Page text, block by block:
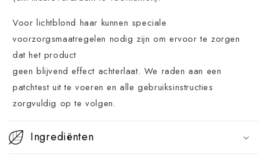
Voor lichtblond haar kunnen speciale
voorzorgsmaatregelen nodig zijn om ervoor te zorgen
dat het product
geen blijvend effect achterlaat. We raden aan een
patchtest uit te voeren en alle gebruiksinstructies
zorgvuldig op te volgen.
Ingrediënten